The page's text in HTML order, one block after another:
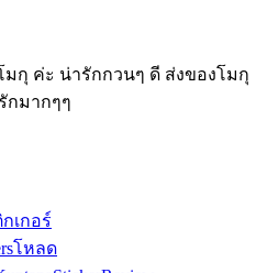
กุ ค่ะ น่ารักกวนๆ ดี ส่งของโมกุ
กมากๆๆ
เกอร์
โหลด